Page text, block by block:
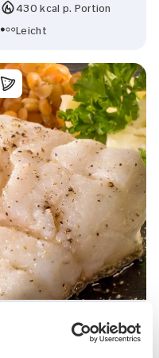
430 kcal p. Portion
Leicht
Kabeljau auf Curry-
Spitzkohl-Linsen für 2